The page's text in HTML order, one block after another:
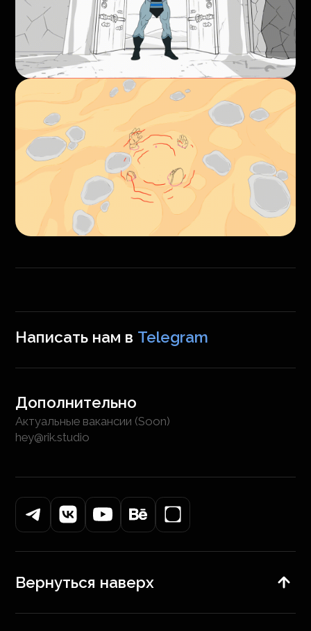
Написать нам в Telegram
Дополнительно
Актуальные вакансии (Soon)
hey@rik.studio
Вернуться наверх